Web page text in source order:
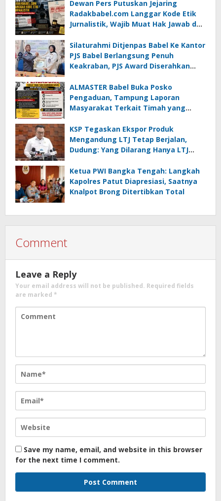
Dewan Pers Putuskan Jejaring
Radakbabel.com Langgar Kode Etik
Jurnalistik, Wajib Muat Hak Jawab dan
Silaturahmi Ditjenpas Babel Ke Kantor
PJS Babel Berlangsung Penuh
Keakraban, PJS Award Diserahkan
ALMASTER Babel Buka Posko
Pengaduan, Tampung Laporan
Masyarakat Terkait Timah yang
KSP Tegaskan Ekspor Produk
Mengandung LTJ Tetap Berjalan,
Dudung: Yang Dilarang Hanya LTJ
Ketua PWI Bangka Tengah: Langkah
Kapolres Patut Diapresiasi, Saatnya
Knalpot Brong Ditertibkan Total
Comment
Leave a Reply
Your email address will not be published. Required fields
are marked *
Save my name, email, and website in this browser
for the next time I comment.